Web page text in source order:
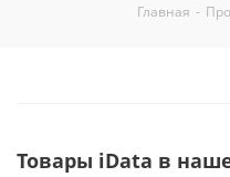
Главная -
Товары iData в